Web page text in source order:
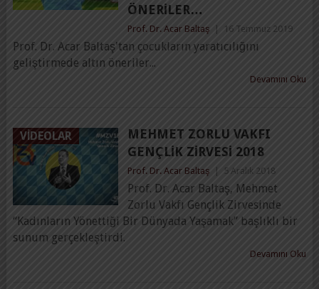
ÖNERILER…
Prof. Dr. Acar Baltaş 16 Temmuz 2019
Prof. Dr. Acar Baltaş'tan çocukların yaratıcılığını
geliştirmede altın öneriler...
Devamını Oku
VIDEOLAR
MEHMET ZORLU VAKFI
GENÇLIK ZIRVESI 2018
Prof. Dr. Acar Baltaş 5 Aralık 2018
Prof. Dr. Acar Baltaş, Mehmet
Zorlu Vakfı Gençlik Zirvesinde
“Kadınların Yönettiği Bir Dünyada Yaşamak” başlıklı bir
sunum gerçekleştirdi.
Devamını Oku